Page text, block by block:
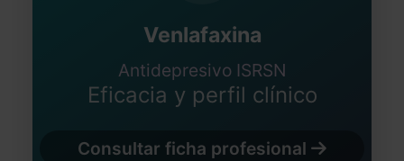
Venlafaxina
Antidepresivo ISRSN
Eficacia y perfil clínico
Consultar ficha profesional